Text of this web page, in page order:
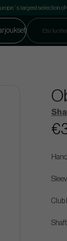
largest selection of
Hand
Club